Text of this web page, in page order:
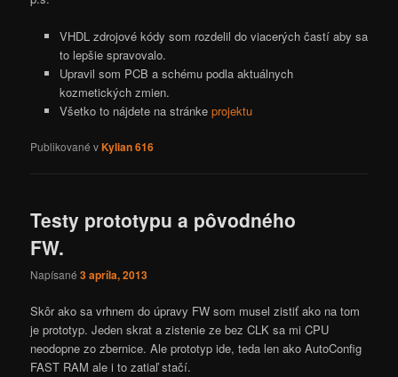
VHDL zdrojové kódy som rozdelil do viacerých častí aby sa
to lepšie spravovalo.
Upravil som PCB a schému podla aktuálnych
kozmetických zmien.
Všetko to nájdete na stránke projektu
Publikované vKylian 616
Testy prototypu a pôvodného
FW.
Napísané3 apríla, 2013
Skôr ako sa vrhnem do úpravy FW som musel zistiť ako na tom
je prototyp. Jeden skrat a zistenie ze bez CLK sa mi CPU
neodopne zo zbernice. Ale prototyp ide, teda len ako AutoConfig
FAST RAM ale i to zatiaľ stačí.